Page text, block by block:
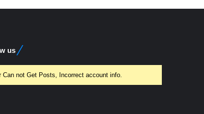
us
Can not Get Posts, Incorrect account info.